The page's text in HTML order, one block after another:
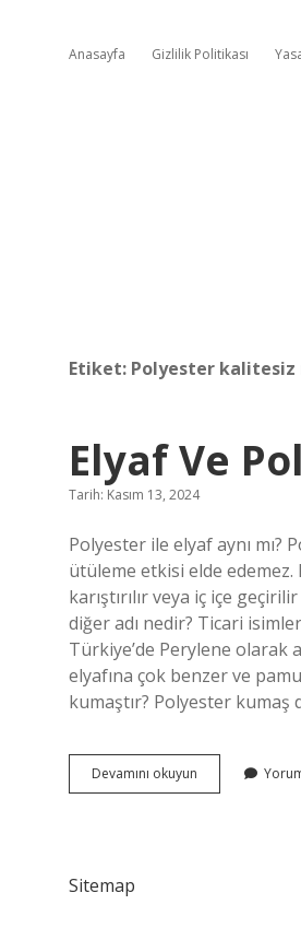
Anasayfa Gizlilik Politikası
Etiket: Polyester kalitesiz
Elyaf Ve
Tarih: Kasım 13, 2024
Polyester ile elyaf aynı mı?
ütüleme etkisi elde
karıştırılır veya iç içe
diğer adı nedir? Ticari
Türkiye’de Perylene olarak
elyafına çok benzer ve
kumaştır? Polyester kumaş
Devamını okuyun
Ve
Sitemap